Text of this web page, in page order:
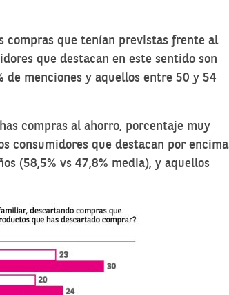
compras que tenían previstas frente al
que destacan en este sentido son
de menciones y aquellos entre 50 y 54
compras al ahorro, porcentaje muy
consumidores que destacan por encima
(58,5% vs 47,8% media), y aquellos